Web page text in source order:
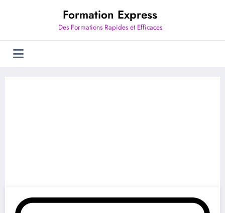
Formation Express
Des Formations Rapides et Efficaces